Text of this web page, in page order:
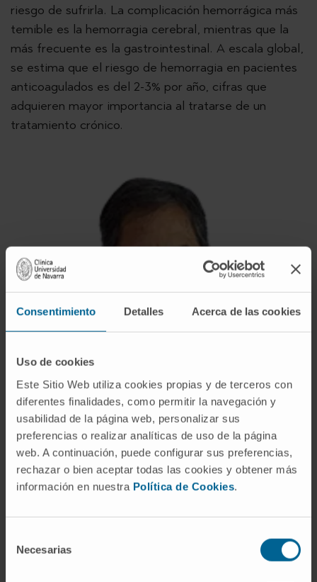
Consentimiento Detalles Acerca de las cookies
Uso de cookies
Este Sitio Web utiliza cookies propias y de terceros con
diferentes finalidades, como permitir la navegación y
usabilidad de la página web, personalizar sus
preferencias o realizar analíticas de uso de la página
web. A continuación, puede configurar sus preferencias,
rechazar o bien aceptar todas las cookies y obtener más
información en nuestra Política de Cookies.
Necesarias
riesgo de sufrirla. La complicación hemorrágica más
temible es la hemorragia cerebral, mientras que la
más frecuente es la gastrointestinal. A escala global,
se estima que el riesgo de hemorragia en pacientes
anticoagulados es del 2-3% por año, cifras que
adquieren mayor importancia al tratarse de un
tratamiento crónico.
"La presencia de fibrilación auricular,
eso es importante detectarla y actuar